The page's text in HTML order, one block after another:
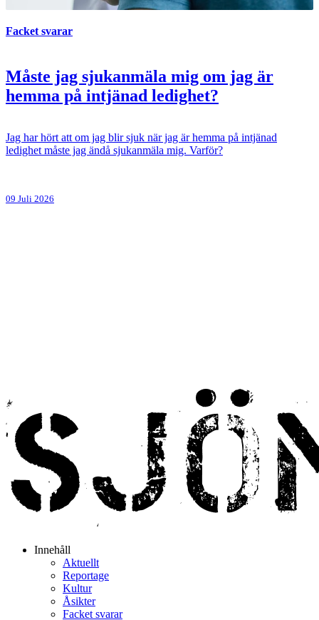
Facket svarar
Måste jag sjukanmäla mig om jag är
hemma på intjänad ledighet?
Jag har hört att om jag blir sjuk när jag är hemma på intjänad
ledighet måste jag ändå sjukanmäla mig. Varför?
09 Juli 2026
Innehåll
Aktuellt
Reportage
Kultur
Åsikter
Facket svarar